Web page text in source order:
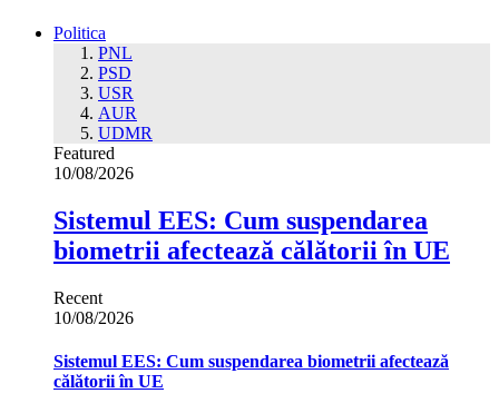
Politica
PNL
PSD
USR
AUR
UDMR
Featured
10/08/2026
Sistemul EES: Cum suspendarea
biometrii afectează călătorii în UE
Recent
10/08/2026
Sistemul EES: Cum suspendarea biometrii afectează
călătorii în UE